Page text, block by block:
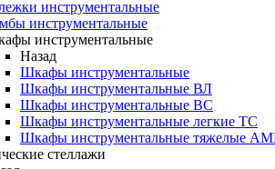
инструментальные
инструментальные
инструментальные
Назад
Шкафы инструментальные
Шкафы инструментальные ВЛ
Шкафы инструментальные ВС
Шкафы инструментальные легкие ТС
Шкафы инструментальные тяжелые
стеллажи